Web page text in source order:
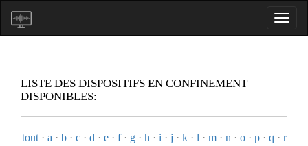
LISTE DES DISPOSITIFS EN CONFINEMENT
DISPONIBLES:
tout· a · b· c· d · e· f· g· h · i · j · k· l · m· n · o· p· q · r